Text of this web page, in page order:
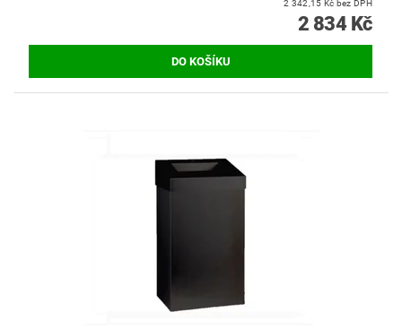
2 342,15 Kč bez DPH
2 834 Kč